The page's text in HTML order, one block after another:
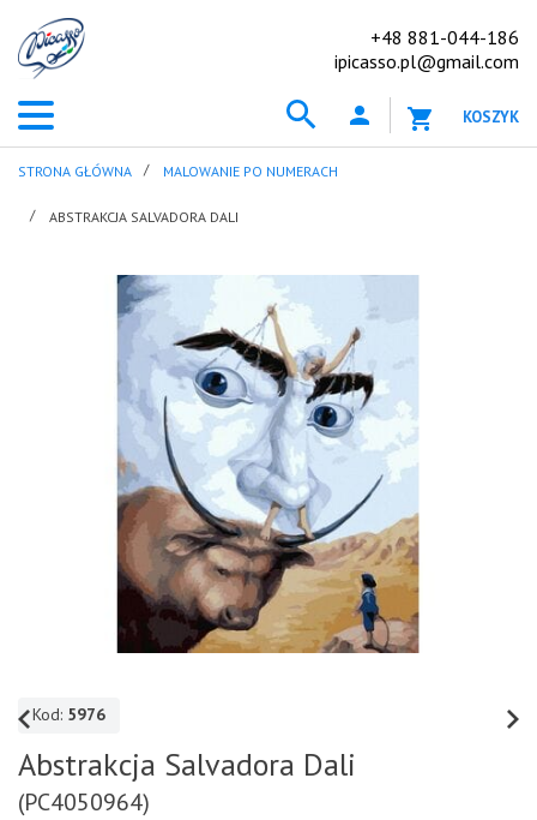
+48 881-044-186
ipicasso.pl@gmail.com
KOSZYK
STRONA GŁÓWNA MALOWANIE PO NUMERACH
ABSTRAKCJA SALVADORA DALI
Kod: 5976
Abstrakcja Salvadora Dali
(PC4050964)